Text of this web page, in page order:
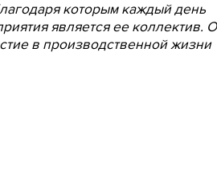
которым каждый день
является ее коллектив.
в производственной жизни